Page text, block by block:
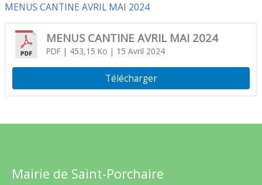
MENUS CANTINE AVRIL MAI 2024
MENUS CANTINE AVRIL MAI 2024
PDF| 453,15 Ko | 15 Avril 2024
Télécharger
Mairie de Saint-Porchaire